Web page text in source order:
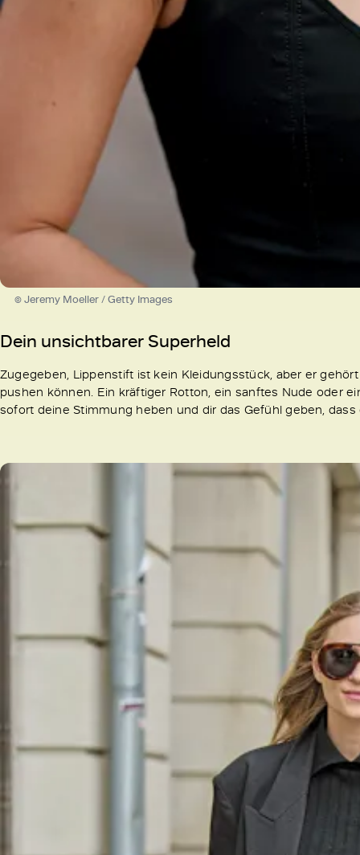
© Jeremy Moeller / Getty Images
Dein unsichtbarer Superheld
Zugegeben, Lippenstift ist kein Kleidungsstück, aber er
pushen können. Ein kräftiger Rotton, ein sanftes Nude oder
sofort deine Stimmung heben und dir das Gefühl geben,